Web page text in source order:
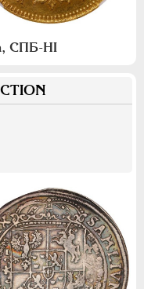
СПБ-НI